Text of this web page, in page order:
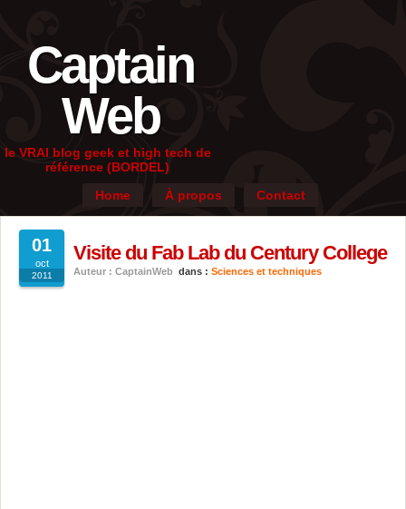
Captain
Web
le VRAI blog geek et high tech de
référence (BORDEL)
Home
À propos Contact
01
oct
2011
Visite du Fab Lab du Century College
Auteur : CaptainWeb dans : Sciences et techniques